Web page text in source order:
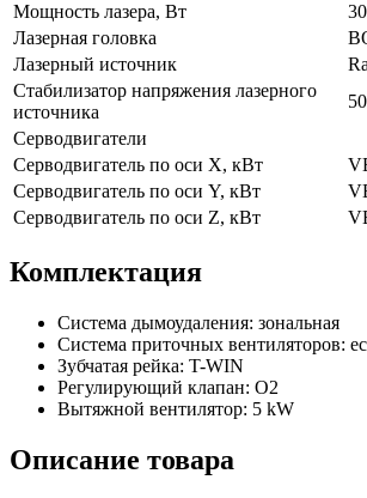
Мощность лазера, Вт
Лазерная головка
Лазерный источник
Стабилизатор напряжения лазерного
источника
Серводвигатели
Серводвигатель по оси X, кВт
Серводвигатель по оси Y, кВт
Серводвигатель по оси Z, кВт
Комплектация
Cистема дымоудаления: зональная
Система приточных вентиляторов:
Зубчатая рейка: T-WIN
Регулирующий клапан: O2
Вытяжной вентилятор: 5 kW
Описание товара